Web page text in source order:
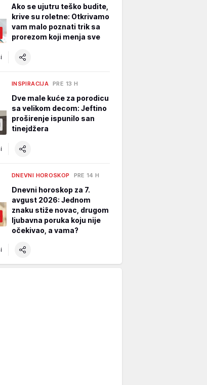
Ako se ujutru teško budite,
krive su roletne: Otkrivamo
vam malo poznati trik sa
prorezom koji menja sve
INSPIRACIJA PRE 13 H
Dve male kuće za porodicu
sa velikom decom: Jeftino
proširenje ispunilo san
tinejdžera
DNEVNI HOROSKOP PRE 14 H
Dnevni horoskop za 7.
avgust 2026: Jednom
znaku stiže novac, drugom
ljubavna poruka koju nije
očekivao, a vama?